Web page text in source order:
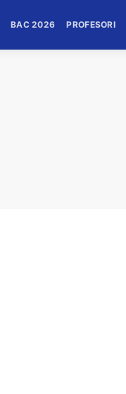
BAC 2026 PROFESORI